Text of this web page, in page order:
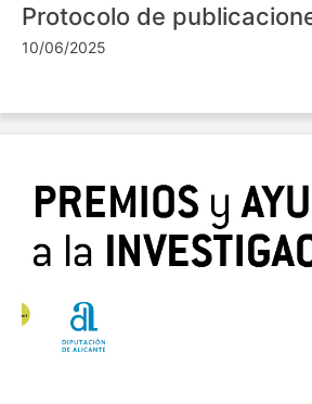
Protocolo de
10/06/2025